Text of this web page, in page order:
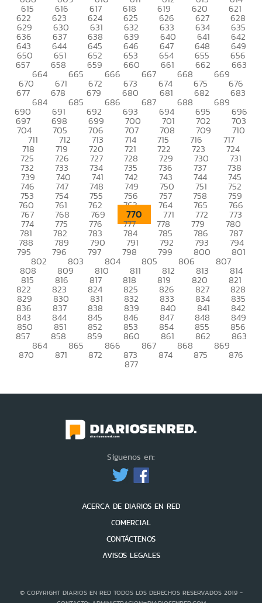
615 616 617 618 619 620 621
622 623 624 625 626 627 628
629 630 631 632 633 634 635
636 637 638 639 640 641 642
643 644 645 646 647 648 649
650 651 652 653 654 655 656
657 658 659 660 661 662 663
664 665 666 667 668 669
670 671 672 673 674 675 676
677 678 679 680 681 682 683
684 685 686 687 688 689
690 691 692 693 694 695 696
697 698 699 700 701 702 703
704 705 706 707 708 709 710
711 712 713 714 715 716 717
718 719 720 721 722 723 724
725 726 727 728 729 730 731
732 733 734 735 736 737 738
739 740 741 742 743 744 745
746 747 748 749 750 751 752
753 754 755 756 757 758 759
760 761 762 763 764 765 766
767 768 769 770 771 772 773
774 775 776 777 778 779 780
781 782 783 784 785 786 787
788 789 790 791 792 793 794
795 796 797 798 799 800 801
802 803 804 805 806 807
808 809 810 811 812 813 814
815 816 817 818 819 820 821
822 823 824 825 826 827 828
829 830 831 832 833 834 835
836 837 838 839 840 841 842
843 844 845 846 847 848 849
850 851 852 853 854 855 856
857 858 859 860 861 862 863
864 865 866 867 868 869
870 871 872 873 874 875 876
877
Síguenos en:
ACERCA DE DIARIOS EN RED
COMERCIAL
CONTÁCTENOS
AVISOS LEGALES
© COPYRIGHT DIARIOS EN RED TODOS LOS DERECHOS RESERVADOS 2019 -